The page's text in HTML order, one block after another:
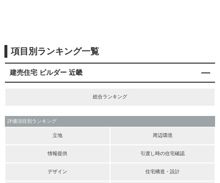
項目別ランキング一覧
建売住宅 ビルダー 近畿
総合ランキング
評価項目別ランキング
立地 周辺環境
情報提供 引渡し時の住宅確認
デザイン 住宅構造・設計